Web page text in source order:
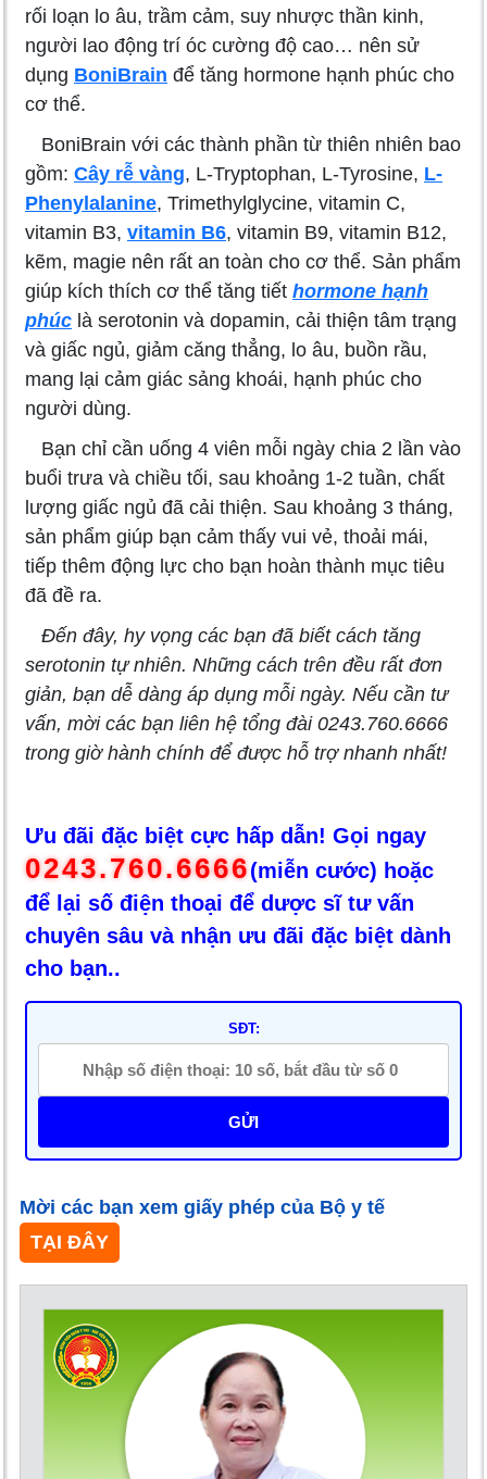
rối loạn lo âu, trầm cảm, suy nhược thần kinh,
người lao động trí óc cường độ cao… nên sử
dụng BoniBrain để tăng hormone hạnh phúc cho
cơ thể.
BoniBrain với các thành phần từ thiên nhiên bao
gồm: Cây rễ vàng, L-Tryptophan, L-Tyrosine, L-
Phenylalanine, Trimethylglycine, vitamin C,
vitamin B3, vitamin B6, vitamin B9, vitamin B12,
kẽm, magie nên rất an toàn cho cơ thể. Sản phẩm
giúp kích thích cơ thể tăng tiết hormone hạnh
phúc là serotonin và dopamin, cải thiện tâm trạng
và giấc ngủ, giảm căng thẳng, lo âu, buồn rầu,
mang lại cảm giác sảng khoái, hạnh phúc cho
người dùng.
Bạn chỉ cần uống 4 viên mỗi ngày chia 2 lần vào
buổi trưa và chiều tối, sau khoảng 1-2 tuần, chất
lượng giấc ngủ đã cải thiện. Sau khoảng 3 tháng,
sản phẩm giúp bạn cảm thấy vui vẻ, thoải mái,
tiếp thêm động lực cho bạn hoàn thành mục tiêu
đã đề ra.
Đến đây, hy vọng các bạn đã biết cách tăng
serotonin tự nhiên. Những cách trên đều rất đơn
giản, bạn dễ dàng áp dụng mỗi ngày. Nếu cần tư
vấn, mời các bạn liên hệ tổng đài 0243.760.6666
trong giờ hành chính để được hỗ trợ nhanh nhất!
Ưu đãi đặc biệt cực hấp dẫn! Gọi ngay
0243.760.6666(miễn cước) hoặc
để lại số điện thoại để dược sĩ tư vấn
chuyên sâu và nhận ưu đãi đặc biệt dành
cho bạn..
SĐT:
GỬI
Mời các bạn xem giấy phép của Bộ y tế
TẠI ĐÂY